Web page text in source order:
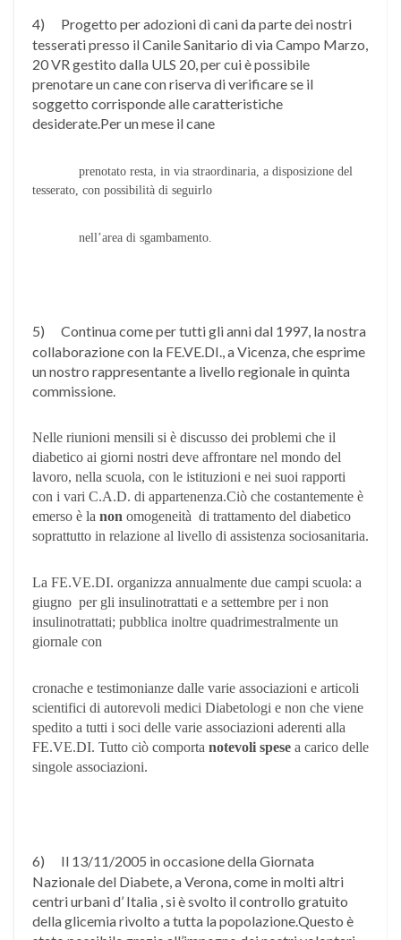
4)
Progetto per adozioni di cani da parte dei nostri
tesserati presso il Canile Sanitario di via Campo Marzo,
20 VR gestito dalla ULS 20, per cui è possibile
prenotare un cane con riserva di verificare se il
soggetto corrisponde alle caratteristiche
desiderate.Per un mese il cane
prenotato resta, in via straordinaria, a disposizione del
tesserato, con possibilità di seguirlo
nell’area di sgambamento.
5)
Continua come per tutti gli anni dal 1997, la nostra
collaborazione con la FE.VE.DI., a Vicenza, che esprime
un nostro rappresentante a livello regionale in quinta
commissione.
Nelle riunioni mensili si è discusso dei problemi che il
diabetico ai giorni nostri deve affrontare nel mondo del
lavoro, nella scuola, con le istituzioni e nei suoi rapporti
con i vari C.A.D. di appartenenza.Ciò che costantemente è
emerso è la non omogeneità di trattamento del diabetico
soprattutto in relazione al livello di assistenza sociosanitaria.
La FE.VE.DI. organizza annualmente due campi scuola: a
giugno per gli insulinotrattati e a settembre per i non
insulinotrattati; pubblica inoltre quadrimestralmente un
giornale con
cronache e testimonianze dalle varie associazioni e articoli
scientifici di autorevoli medici Diabetologi e non che viene
spedito a tutti i soci delle varie associazioni aderenti alla
FE.VE.DI. Tutto ciò comporta notevoli spese a carico delle
singole associazioni.
6)
Il 13/11/2005 in occasione della Giornata
Nazionale del Diabete, a Verona, come in molti altri
centri urbani d’ Italia , si è svolto il controllo gratuito
della glicemia rivolto a tutta la popolazione.Questo è